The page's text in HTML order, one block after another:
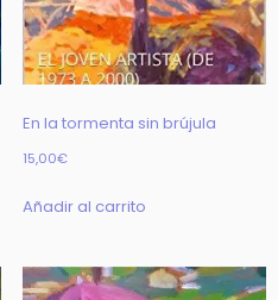
En la tormenta sin brújula
15,00€
Añadir al carrito